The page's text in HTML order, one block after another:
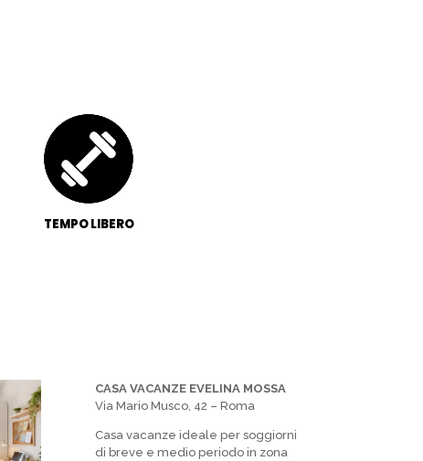
TEMPO LIBERO
CASA VACANZE EVELINA MOSSA
Via Mario Musco, 42 – Roma
Casa vacanze ideale per soggiorni
di breve e medio periodo in zona